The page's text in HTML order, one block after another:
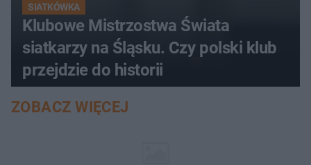
SIATKÓWKA
Klubowe Mistrzostwa Świata
siatkarzy na Śląsku. Czy polski klub
przejdzie do historii
ZOBACZ WIĘCEJ